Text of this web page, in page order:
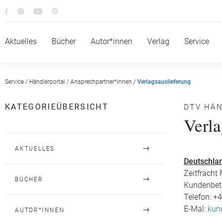
Aktuelles Bücher Autor*innen Verlag Service
Service / Händlerportal / Ansprechpartner*innen / Verlagsauslieferung
KATEGORIEÜBERSICHT
AKTUELLES
BELIEBT
BESTSELLER
DTV MAGAZIN
BÜCHER
LITERATUR & UNTERHALTUNG
AUTOR*INNEN
DTV
Zeitfracht
Telefon:
E-Mal: